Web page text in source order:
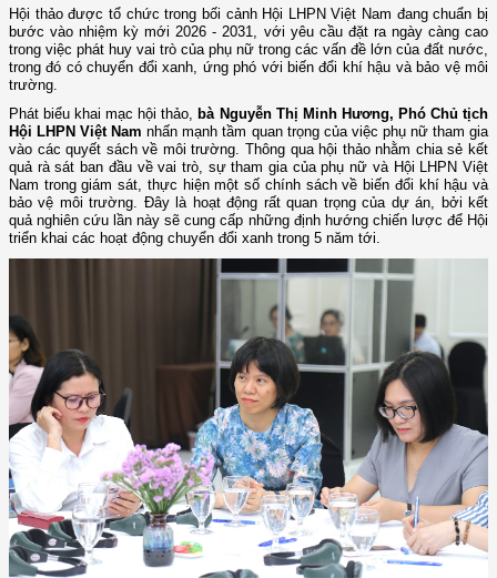
Hội thảo được tổ chức trong bối cảnh Hội LHPN Việt Nam đang chuẩn bị
bước vào nhiệm kỳ mới 2026 - 2031, với yêu cầu đặt ra ngày càng cao
trong việc phát huy vai trò của phụ nữ trong các vấn đề lớn của đất nước,
trong đó có chuyển đổi xanh, ứng phó với biến đổi khí hậu và bảo vệ môi
trường.
Phát biểu khai mạc hội thảo,
bà Nguyễn Thị Minh Hương, Phó Chủ tịch
Hội LHPN Việt Nam nhấn mạnh tầm quan trọng của việc phụ nữ tham gia
vào các quyết sách về môi trường. Thông qua hội thảo nhằm chia sẻ kết
quả rà sát ban đầu về vai trò, sự tham gia của phụ nữ và Hội LHPN Việt
Nam trong giám sát, thực hiện một số chính sách về biến đổi khí hậu và
bảo vệ môi trường. Đây là hoạt động rất quan trọng của dự án, bởi kết
quả nghiên cứu lần này sẽ cung cấp những định hướng chiến lược để Hội
triển khai các hoạt động chuyển đổi xanh trong 5 năm tới.